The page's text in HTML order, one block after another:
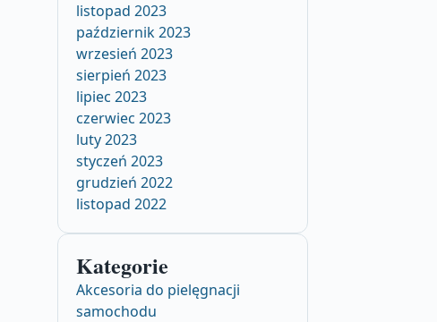
listopad 2023
październik 2023
wrzesień 2023
sierpień 2023
lipiec 2023
czerwiec 2023
luty 2023
styczeń 2023
grudzień 2022
listopad 2022
Kategorie
Akcesoria do pielęgnacji
samochodu